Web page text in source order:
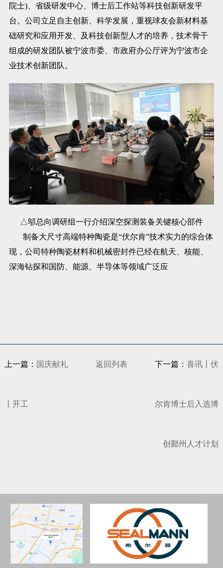
院士)、省级研发中心、博士后工作站等科技创新研发平
台。公司立足自主创新、科学发展，重视球友会新材料基
础研究和应用开发、及科技创新型人才的培养，技术骨干
组成的研发团队被宁波市委、市政府办公厅评为宁波市企
业技术创新团队。
△邬总向调研组一行介绍深空探测装备关键核心部件
制备大尺寸高端特种陶瓷是“伏尔肯”技术实力的综合体
现，公司特种陶瓷材料和机械密封件已经在航天、核能、
深海钻探和国防、能源、半导体等领域广泛应
上一篇： 国庆献礼
丨开工
返回列表 下一篇： 喜讯丨伏
尔肯博士后入选博
创鄞州人才计划